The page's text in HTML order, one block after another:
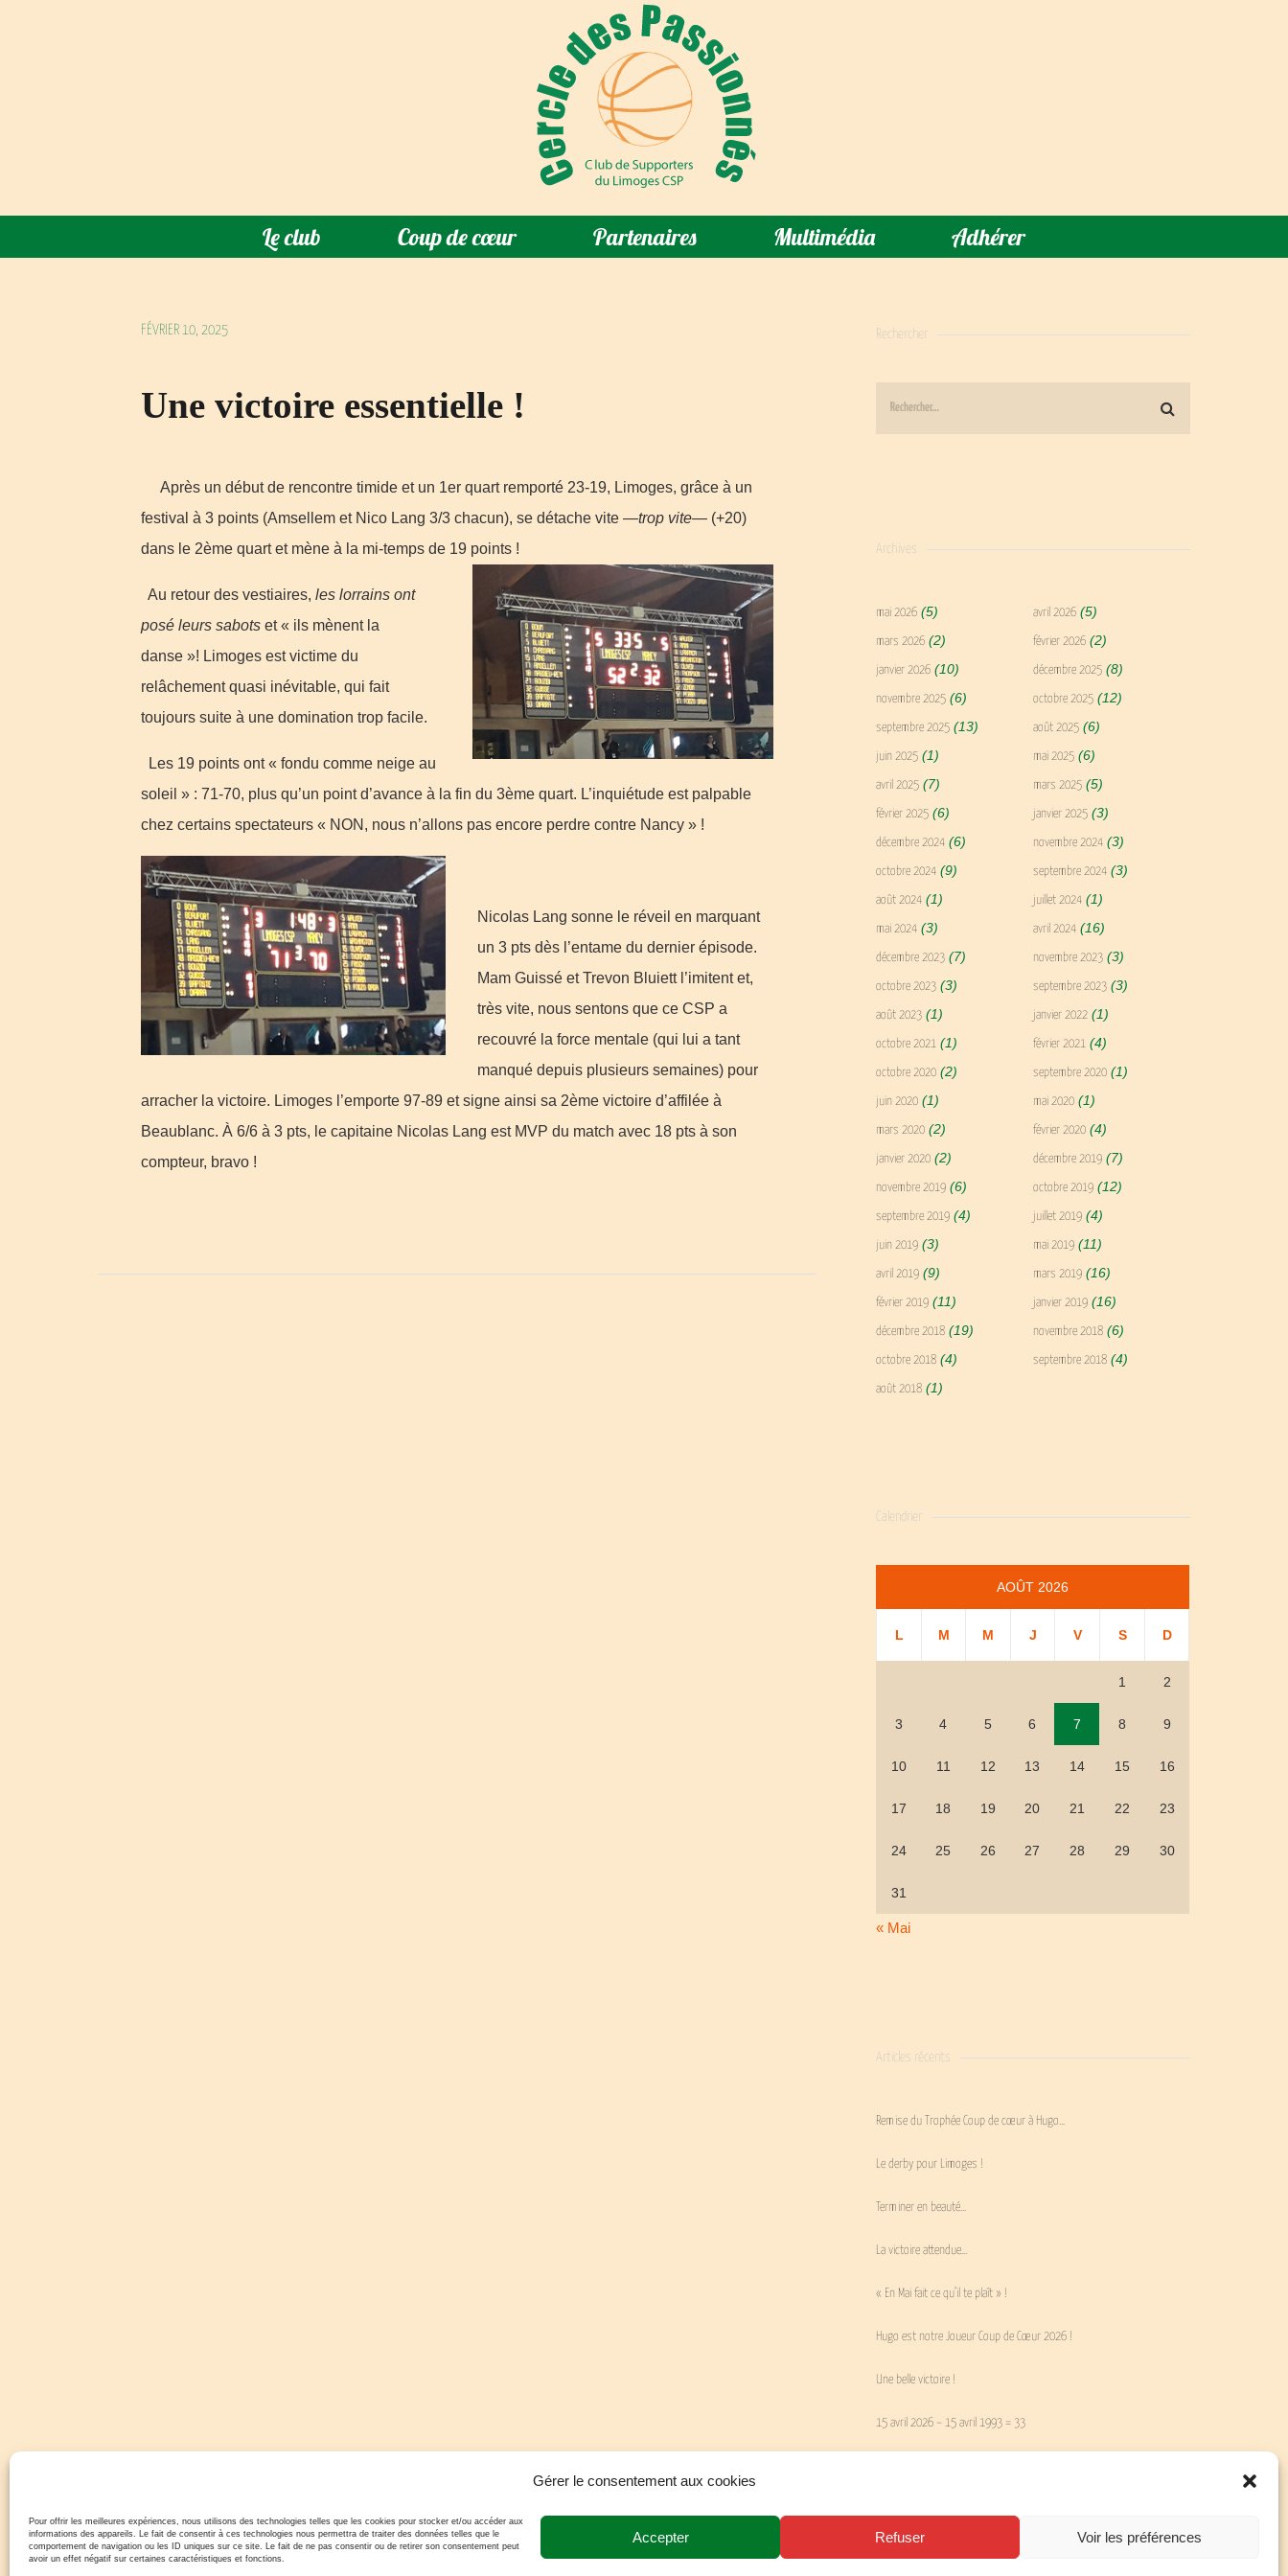
Gérer le consentement aux cookies
Pour offrir les meilleures expériences, nous utilisons des technologies telles que les cookies pour stocker et/ou accéder aux
informations des appareils. Le fait de consentir à ces technologies nous permettra de traiter des données telles que le
comportement de navigation ou les ID uniques sur ce site. Le fait de ne pas consentir ou de retirer son consentement peut
avoir un effet négatif sur certaines caractéristiques et fonctions.
Accepter Refuser Voir les préférences
Le club Coup de cœur Partenaires Multimédia Adhérer
FÉVRIER 10, 2025
Une victoire essentielle !
Après un début de rencontre timide et un 1er quart remporté 23-19, Limoges, grâce à un
festival à 3 points (Amsellem et Nico Lang 3/3 chacun), se détache vite —trop vite— (+20)
dans le 2ème quart et mène à la mi-temps de 19 points !
Au retour des vestiaires, les lorrains ont
posé leurs sabots et « ils mènent la
danse »! Limoges est victime du
relâchement quasi inévitable, qui fait
toujours suite à une domination trop facile.
Les 19 points ont « fondu comme neige au
soleil » : 71-70, plus qu’un point d’avance à la fin du 3ème quart. L’inquiétude est palpable
chez certains spectateurs « NON, nous n’allons pas encore perdre contre Nancy » !
Nicolas Lang sonne le réveil en marquant
un 3 pts dès l’entame du dernier épisode.
Mam Guissé et Trevon Bluiett l’imitent et,
très vite, nous sentons que ce CSP a
recouvré la force mentale (qui lui a tant
manqué depuis plusieurs semaines) pour
arracher la victoire. Limoges l’emporte 97-89 et signe ainsi sa 2ème victoire d’affilée à
Beaublanc. À 6/6 à 3 pts, le capitaine Nicolas Lang est MVP du match avec 18 pts à son
compteur, bravo !
Rechercher
Archives
mai 2026 (5) avril 2026 (5)
mars 2026 (2) février 2026 (2)
janvier 2026 (10) décembre 2025 (8)
novembre 2025 (6) octobre 2025 (12)
septembre 2025 (13) août 2025 (6)
juin 2025 (1) mai 2025 (6)
avril 2025 (7) mars 2025 (5)
février 2025 (6) janvier 2025 (3)
décembre 2024 (6) novembre 2024 (3)
octobre 2024 (9) septembre 2024 (3)
août 2024 (1) juillet 2024 (1)
mai 2024 (3) avril 2024 (16)
décembre 2023 (7) novembre 2023 (3)
octobre 2023 (3) septembre 2023 (3)
août 2023 (1) janvier 2022 (1)
octobre 2021 (1) février 2021 (4)
octobre 2020 (2) septembre 2020 (1)
juin 2020 (1) mai 2020 (1)
mars 2020 (2) février 2020 (4)
janvier 2020 (2) décembre 2019 (7)
novembre 2019 (6) octobre 2019 (12)
septembre 2019 (4) juillet 2019 (4)
juin 2019 (3) mai 2019 (11)
avril 2019 (9) mars 2019 (16)
février 2019 (11) janvier 2019 (16)
décembre 2018 (19) novembre 2018 (6)
octobre 2018 (4) septembre 2018 (4)
août 2018 (1)
Calendrier
AOÛT 2026
L M M J V S D
1 2
3 4 5 6 7 8 9
10 11 12 13 14 15 16
17 18 19 20 21 22 23
24 25 26 27 28 29 30
31
« Mai
Articles récents
Remise du Trophée Coup de cœur à Hugo…
Le derby pour Limoges !
Terminer en beauté…
La victoire attendue…
« En Mai fait ce qu’il te plaît » !
Hugo est notre Joueur Coup de Cœur 2026 !
Une belle victoire !
15 avril 2026 – 15 avril 1993 = 33